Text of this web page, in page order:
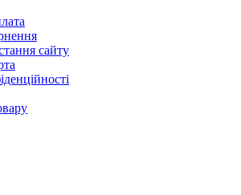
сайту